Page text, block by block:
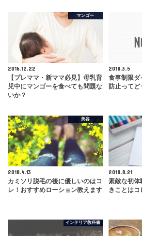
マンゴー
2016.12.22
【プレママ・新ママ必見】母乳育
児中にマンゴーを食べても問題な
いか？
2018.3.5
食事制限ダ
防止ってど
美容
2018.4.13
カミソリ脱毛の後に優しいのはコ
レ！おすすめローション教えます
2018.8.21
素敵な初体
きことはコ
インテリア教科書